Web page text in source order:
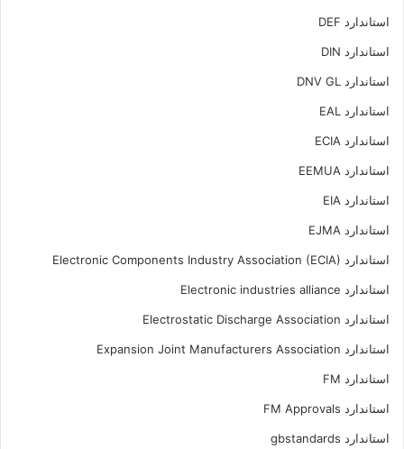
استاندارد DEF
استاندارد DIN
استاندارد DNV GL
استاندارد EAL
استاندارد ECIA
استاندارد EEMUA
استاندارد EIA
استاندارد EJMA
استاندارد Electronic Components Industry Association (ECIA)
استاندارد Electronic industries alliance
استاندارد Electrostatic Discharge Association
استاندارد Expansion Joint Manufacturers Association
استاندارد FM
استاندارد FM Approvals
استاندارد gbstandards